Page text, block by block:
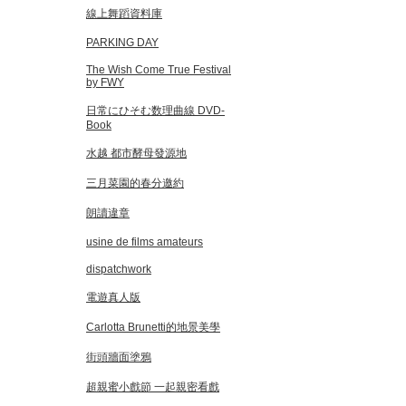
線上舞蹈資料庫
PARKING DAY
The Wish Come True Festival
by FWY
日常にひそむ数理曲線 DVD-
Book
水越 都市酵母發源地
三月菜園的春分邀約
朗讀違章
usine de films amateurs
dispatchwork
電遊真人版
Carlotta Brunetti的地景美學
街頭牆面塗鴉
超親蜜小戲節 一起親密看戲